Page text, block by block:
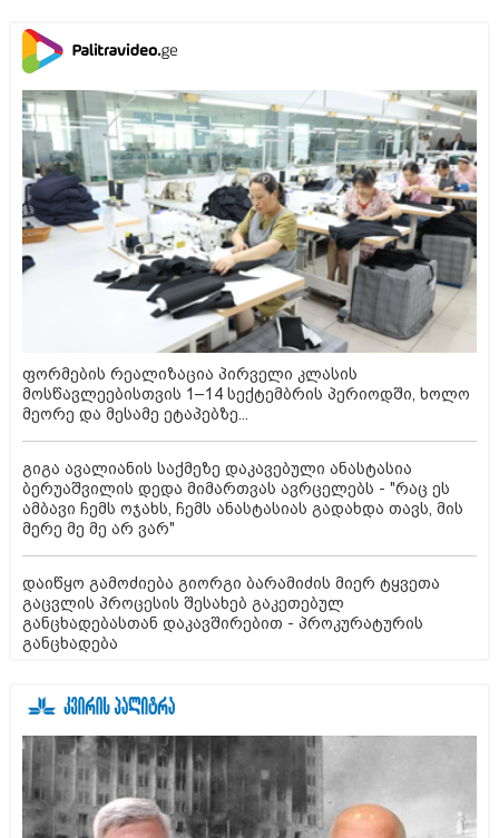
ფორმების რეალიზაცია პირველი კლასის
მოსწავლეებისთვის 1–14 სექტემბრის პერიოდში, ხოლო
მეორე და მესამე ეტაპებზე...
გიგა ავალიანის საქმეზე დაკავებული ანასტასია
ბერუაშვილის დედა მიმართვას ავრცელებს - "რაც ეს
ამბავი ჩემს ოჯახს, ჩემს ანასტასიას გადახდა თავს, მის
მერე მე მე არ ვარ"
დაიწყო გამოძიება გიორგი ბარამიძის მიერ ტყვეთა
გაცვლის პროცესის შესახებ გაკეთებულ
განცხადებასთან დაკავშირებით - პროკურატურის
განცხადება